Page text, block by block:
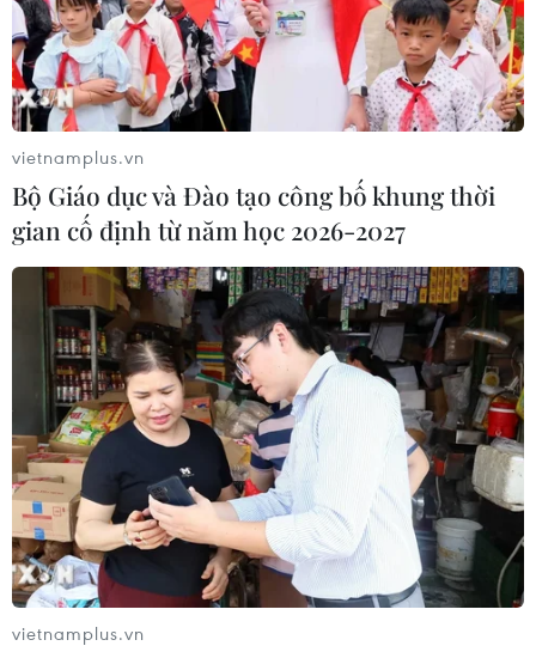
vietnamplus.vn
Bộ Giáo dục và Đào tạo công bố khung thời
gian cố định từ năm học 2026-2027
vietnamplus.vn